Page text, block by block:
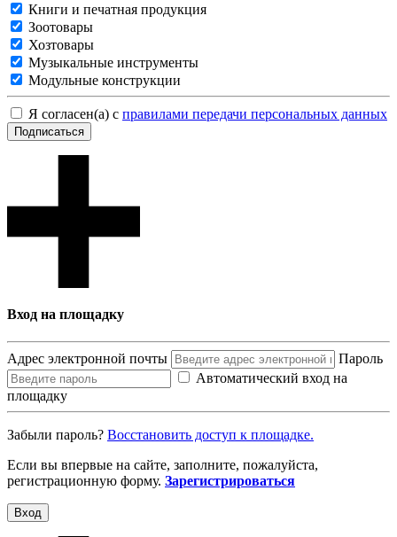
Книги и печатная продукция
Зоотовары
Хозтовары
Музыкальные инструменты
Модульные конструкции
Я согласен(а) с правилами передачи персональных данных
Подписаться
Вход на площадку
Адрес электронной почты
Пароль
Автоматический вход на
площадку
Забыли пароль? Восcтановить доступ к площадке.
Если вы впервые на сайте, заполните, пожалуйста,
регистрационную форму. Зарегистрироваться
Вход